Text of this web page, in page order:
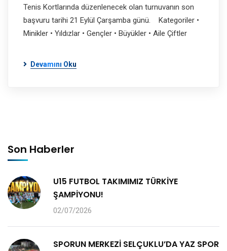
Tenis Kortlarında düzenlenecek olan turnuvanın son
başvuru tarihi 21 Eylül Çarşamba günü. Kategoriler •
Minikler • Yıldızlar • Gençler • Büyükler • Aile Çiftler
Devamını Oku
Son Haberler
U15 FUTBOL TAKIMIMIZ TÜRKİYE
ŞAMPİYONU!
02/07/2026
SPORUN MERKEZİ SELÇUKLU’DA YAZ SPOR